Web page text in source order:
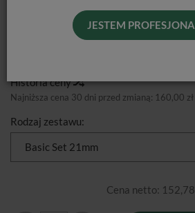
JESTEM
Poldent
Historia ceny
Najniższa cena 30 dni przed zmianą: 160,00
Rodzaj zestawu:
Basic Set 21mm
Cena netto: 152,78